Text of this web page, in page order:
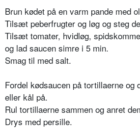
Brun kødet på en varm pande med
Tilsæt peberfrugter og løg og steg
Tilsæt tomater, hvidløg,
og lad saucen simre i 5 min.
Smag til med salt.
Fordel kødsaucen på tortillaerne og
eller kål på.
Rul tortillaerne sammen og anret
Drys med persille.